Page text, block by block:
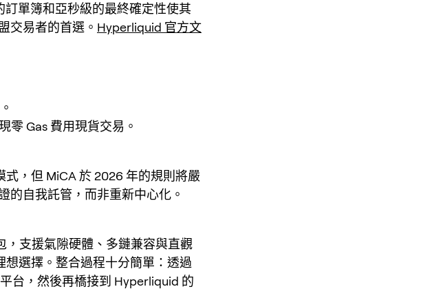
單簿和亞秒級的最終確定性使其
交易者的首選。 Hyperliquid 官方文
零 Gas 費用現貨交易。
，但 MiCA 於 2026 年的規則將嚴
的自我託管，而非重新中心化。
，支援氣隙硬體、多鏈兼容與直觀
選擇。整合過程十分簡單：透過
台，然後再橋接到 Hyperliquid 的